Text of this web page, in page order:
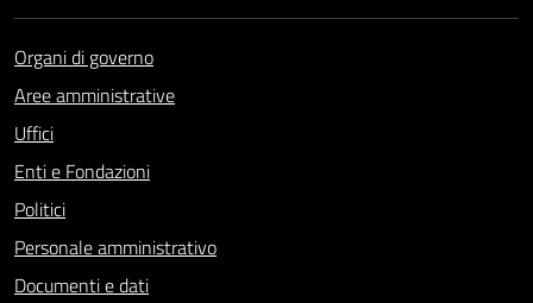
Organi di governo
Aree amministrative
Uffici
Enti e Fondazioni
Politici
Personale amministrativo
Documenti e dati